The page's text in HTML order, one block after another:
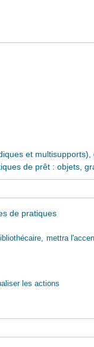
et multisupports),
de prêt : objets,
de pratiques
mettra
les actions